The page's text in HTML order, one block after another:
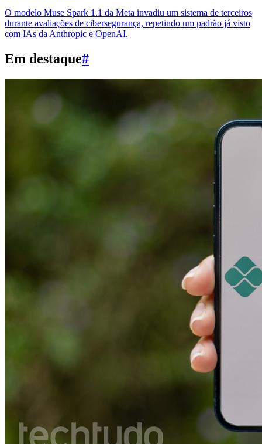
O modelo Muse Spark 1.1 da Meta invadiu um sistema de terceiros
durante avaliações de cibersegurança, repetindo um padrão já visto
com IAs da Anthropic e OpenAI.
Em destaque#